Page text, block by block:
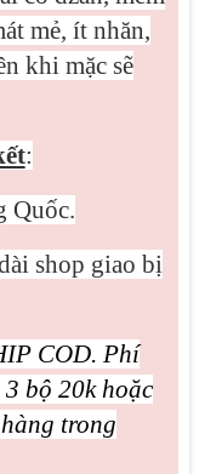
mẻ, ít nhăn,
khi mặc sẽ
:
Quốc.
shop giao bị
COD. Phí
bộ 20k hoặc
trong